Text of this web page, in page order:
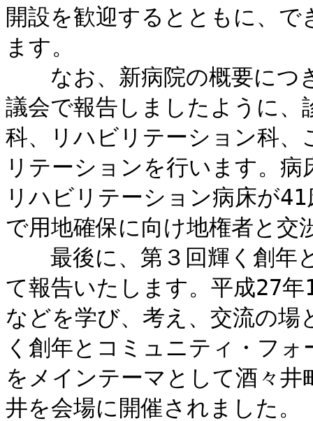
開設を歓迎するとともに、
ます。
なお、新病院の概要につ
議会で報告しましたように、
科、リハビリテーション科、
リテーションを行います。
リハビリテーション病床が
で用地確保に向け地権者と交
最後に、第３回輝く創年
て報告いたします。平成27
などを学び、考え、交流の
く創年とコミュニティ・フ
をメインテーマとして酒々
井を会場に開催されました。